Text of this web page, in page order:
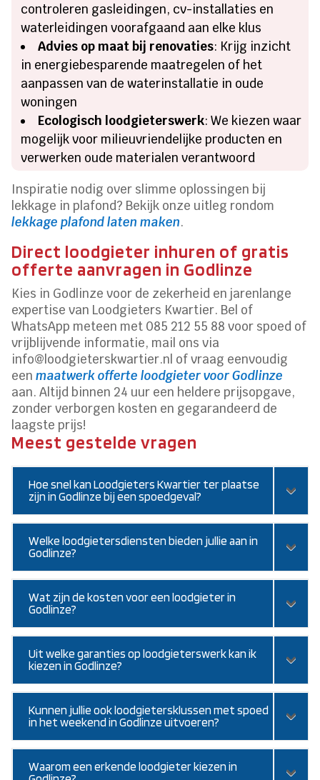
controleren gasleidingen, cv-installaties en
waterleidingen voorafgaand aan elke klus
Advies op maat bij renovaties: Krijg inzicht
in energiebesparende maatregelen of het
aanpassen van de waterinstallatie in oude
woningen
Ecologisch loodgieterswerk: We kiezen waar
mogelijk voor milieuvriendelijke producten en
verwerken oude materialen verantwoord
Inspiratie nodig over slimme oplossingen bij
lekkage in plafond? Bekijk onze uitleg rondom
lekkage plafond laten maken.
Direct loodgieter inhuren of gratis
offerte aanvragen in Godlinze
Kies in Godlinze voor de zekerheid en jarenlange
expertise van Loodgieters Kwartier. Bel of
WhatsApp meteen met 085 212 55 88 voor spoed of
vrijblijvende informatie, mail ons via
info@loodgieterskwartier.nl of vraag eenvoudig
eenmaatwerk offerte loodgieter voor Godlinze
aan. Altijd binnen 24 uur een heldere prijsopgave,
zonder verborgen kosten en gegarandeerd de
laagste prijs!
Meest gestelde vragen
Hoe snel kan Loodgieters Kwartier ter plaatse
zijn in Godlinze bij een spoedgeval?
Welke loodgietersdiensten bieden jullie aan in
Godlinze?
Wat zijn de kosten voor een loodgieter in
Godlinze?
Uit welke garanties op loodgieterswerk kan ik
kiezen in Godlinze?
Kunnen jullie ook loodgietersklussen met spoed
in het weekend in Godlinze uitvoeren?
Waarom een erkende loodgieter kiezen in